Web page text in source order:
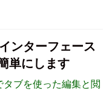
ンターフェース
単にします
ブを使った編集と閲